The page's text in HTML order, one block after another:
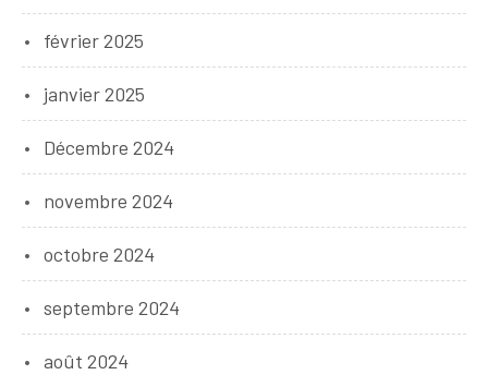
février 2025
janvier 2025
Décembre 2024
novembre 2024
octobre 2024
septembre 2024
août 2024